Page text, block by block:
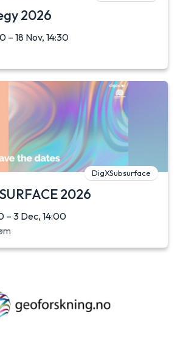
2026
– 18 Nov, 14:30
DigXSubsurface
2026
– 3 Dec, 14:00